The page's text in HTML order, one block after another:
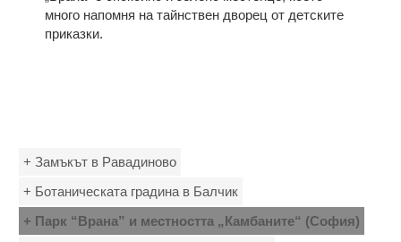
много напомня на тайнствен дворец от детските
приказки.
+ Замъкът в Равадиново
+ Ботаническата градина в Балчик
+ Парк “Врана” и местността „Камбаните“ (София)